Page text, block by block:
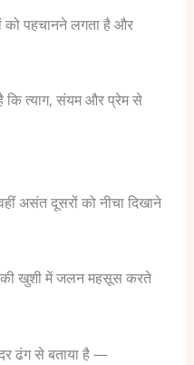
को पहचानने लगता है और
कि त्याग, संयम और प्रेम से
असंत दूसरों को नीचा दिखाने
की खुशी में जलन महसूस करते
ढंग से बताया है —